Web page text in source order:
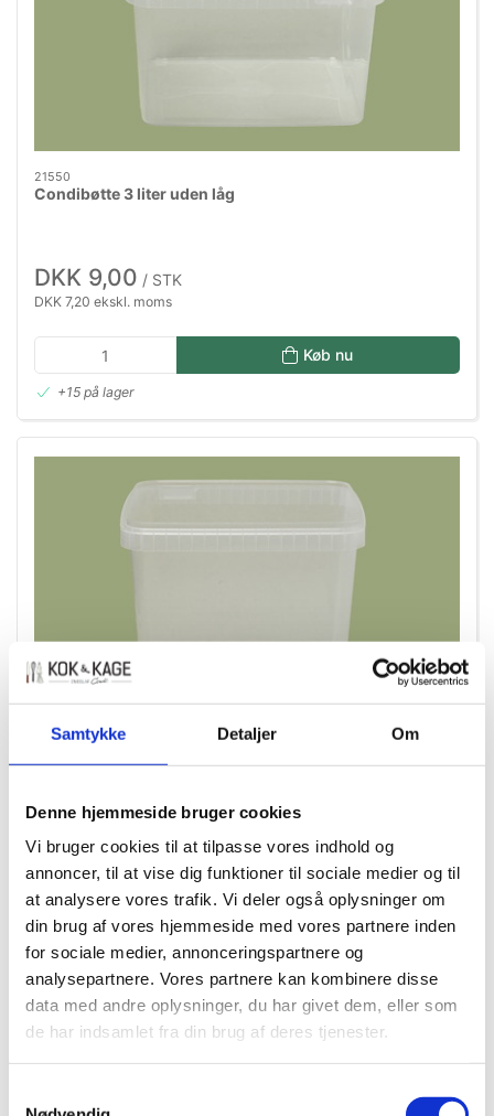
Samtykke Detaljer Om
Denne hjemmeside bruger cookies
Vi bruger cookies til at tilpasse vores indhold og
annoncer, til at vise dig funktioner til sociale medier og til
at analysere vores trafik. Vi deler også oplysninger om
din brug af vores hjemmeside med vores partnere inden
for sociale medier, annonceringspartnere og
analysepartnere. Vores partnere kan kombinere disse
data med andre oplysninger, du har givet dem, eller som
de har indsamlet fra din brug af deres tjenester.
21550
Condibøtte 3 liter uden låg
DKK 9,00 / STK
DKK 7,20 ekskl. moms
Køb nu
+15 på lager
Condibøtte 5 liter uden låg
DKK 11,00 / STK
DKK 8,80 ekskl. moms
Køb nu
+15 på lager